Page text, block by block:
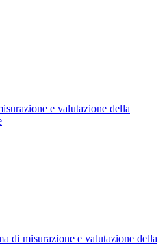
e valutazione della
di misurazione e valutazione della